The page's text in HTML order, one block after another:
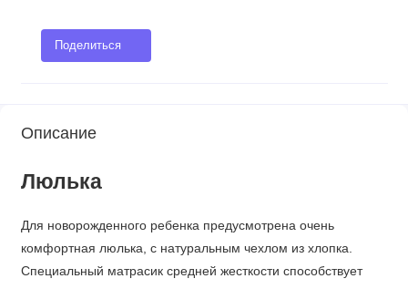
Поделиться
Описание
Люлька
Для новорожденного ребенка предусмотрена очень
комфортная люлька, с натуральным чехлом из хлопка.
Специальный матрасик средней жесткости способствует